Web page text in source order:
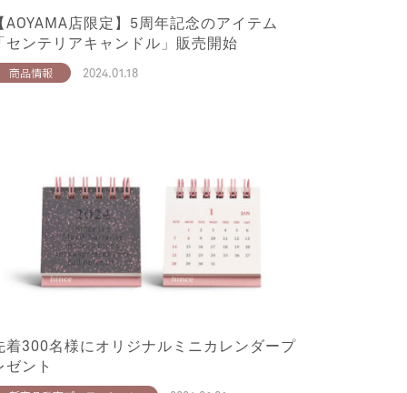
【AOYAMA店限定】5周年記念のアイテム
「センテリアキャンドル」販売開始
商品情報 2024.01.18
着300名様にオリジナルミニカレンダープ
ゼント